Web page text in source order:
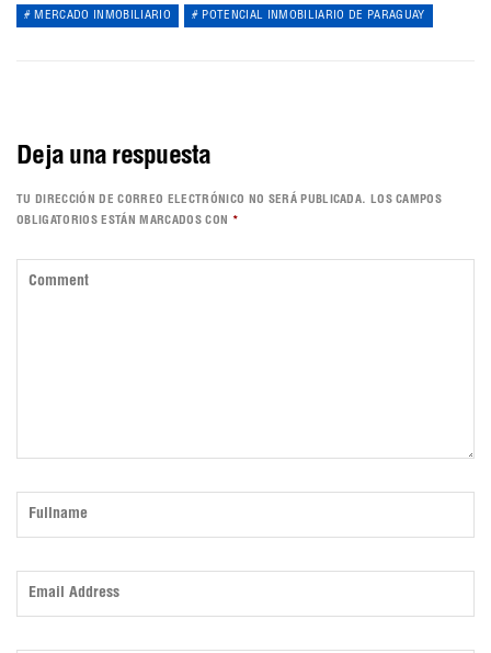
MERCADO INMOBILIARIO POTENCIAL INMOBILIARIO DE PARAGUAY
Deja una respuesta
TU DIRECCIÓN DE CORREO ELECTRÓNICO NO SERÁ PUBLICADA.
LOS CAMPOS
OBLIGATORIOS ESTÁN MARCADOS CON
*